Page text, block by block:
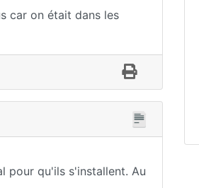
car on était dans les
pour qu'ils s'installent. Au